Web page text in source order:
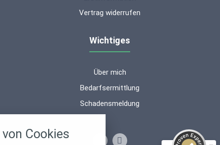
Vertrag widerrufen
Wichtiges
Über mich
Bedarfsermittlung
Schadensmeldung
Cookies
alle verwendeten Cookies und
ms-finanzen GmbH
SEHR GUT